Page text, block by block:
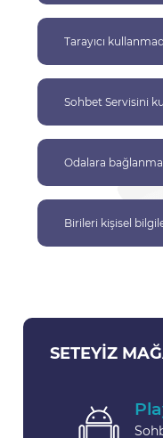
Tarayıcı
Sohbet Servisini
Odalara
Birileri kişisel
SETEYIZ